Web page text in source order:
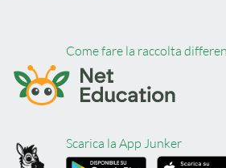
Come fare la raccolta
Scarica la App Junker